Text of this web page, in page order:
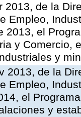
2013, de la
Empleo,
2013, el
y Comercio,
y
2013, de la
Empleo,
el
y